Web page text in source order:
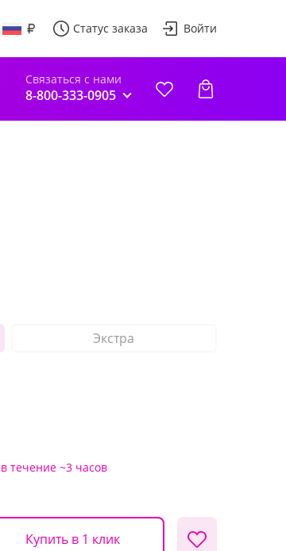
Статус заказа Войти
Связаться с нами
8-800-333-0905
Экстра
в течение ~3 часов
Купить в 1 клик